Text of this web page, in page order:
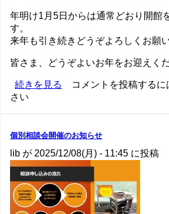
年明け1月5日からは通常どおり開館
す。
来年も引き続きどうぞよろしくお願
皆さま、どうぞよいお年をお迎えくだ
2025
年
く
ご
利
用
を
あ
続きを見る コメントを投稿するに
さい
個別相談会開催のお知らせ
lib が 2025/12/08(月) - 11:45 に投稿